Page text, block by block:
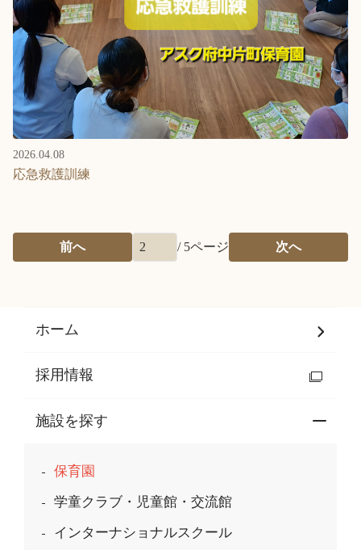
2026.04.08
応急救護訓練
前へ / 5ページ 次へ
ホーム
採用情報
施設を探す
保育園
学童クラブ・児童館・交流館
インターナショナルスクール